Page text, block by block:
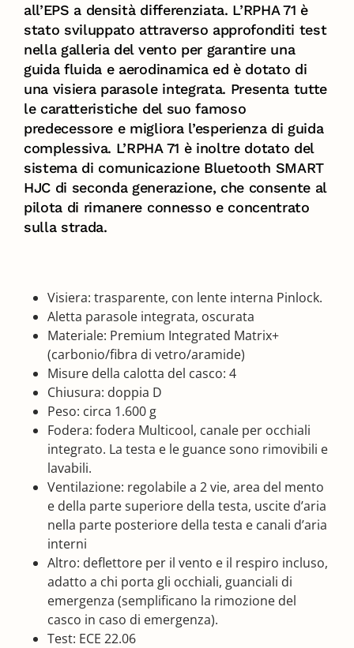
all’EPS a densità differenziata. L’RPHA 71 è
stato sviluppato attraverso approfonditi test
nella galleria del vento per garantire una
guida fluida e aerodinamica ed è dotato di
una visiera parasole integrata. Presenta tutte
le caratteristiche del suo famoso
predecessore e migliora l’esperienza di guida
complessiva. L’RPHA 71 è inoltre dotato del
sistema di comunicazione Bluetooth SMART
HJC di seconda generazione, che consente al
pilota di rimanere connesso e concentrato
sulla strada.
Visiera: trasparente, con lente interna Pinlock.
Aletta parasole integrata, oscurata
Materiale: Premium Integrated Matrix+
(carbonio/fibra di vetro/aramide)
Misure della calotta del casco: 4
Chiusura: doppia D
Peso: circa 1.600 g
Fodera: fodera Multicool, canale per occhiali
integrato. La testa e le guance sono rimovibili e
lavabili.
Ventilazione: regolabile a 2 vie, area del mento
e della parte superiore della testa, uscite d’aria
nella parte posteriore della testa e canali d’aria
interni
Altro: deflettore per il vento e il respiro incluso,
adatto a chi porta gli occhiali, guanciali di
emergenza (semplificano la rimozione del
casco in caso di emergenza).
Test: ECE 22.06